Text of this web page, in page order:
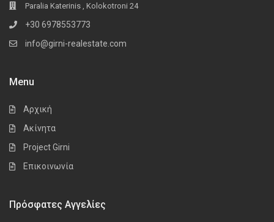
Paralia Katerinis , Kolokotroni 24
+30 6978553773
info@girni-realestate.com
Menu
Αρχική
Ακίνητα
Project Girni
Επικοινωνία
Πρόσφατες Αγγελίες